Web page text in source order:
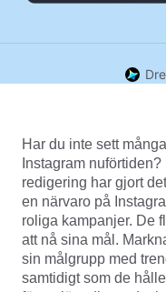
Har du inte sett
Instagram
redigering har gjort
en närvaro på
roliga kampanjer. De
att nå sina mål.
sin målgrupp med
samtidigt som de